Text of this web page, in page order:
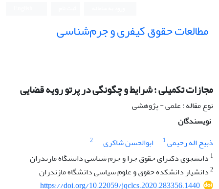
مطالعات حقوق کیفری و جرم‌شناسی
مجازات تکمیلی ؛ شرایط و چگونگی در پرتو رویه قضایی
نوع مقاله : علمی - پژوهشی
نویسندگان
ذبیح اله رحیمی1 ابوالحسن شاکری
2
1 دانشجوی دکترای حقوق جزا و جرم شناسی دانشگاه مازندران
2دانشیار دانشکده حقوق و علوم سیاسی دانشگاه مازندران
https://doi.org/10.22059/jqclcs.2020.283356.1440